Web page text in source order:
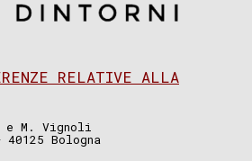
RELATIVE ALLA
e M. Vignoli
Bologna